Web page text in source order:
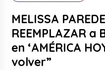
MELISSA
REEMPLAZAR a
en ‘AMÉRICA
volver”